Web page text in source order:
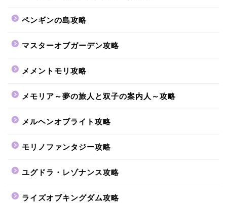
ペンギンの島攻略
マスターオブガーデン攻略
メメントモリ攻略
メモリア～夢の旅人と双子の案内人～攻略
メルヘンオブライト攻略
モリノファンタジー攻略
ユグドラ・レゾナンス攻略
ライズオブキングダム攻略